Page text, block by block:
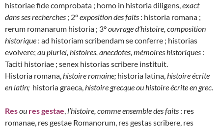
historiae fide comprobata ; homo in historia diligens,exact
dans ses recherches ; 2°exposition des faits : historia romana ;
rerum romanarum historia ; 3°ouvrage d’histoire, composition
historique : ad historiam scribendam se conferre ; historias
evolvere; au pluriel, histoires, anecdotes, mémoires historiques :
Taciti historiae ; senex historias scribere instituit.
Historia romana,histoire romaine; historia latina,histoire écrite
en latin; historia graeca,histoire grecque ou histoire écrite en grec.
Resou res gestae, l’histoire, comme ensemble des faits : res
romanae, res gestae Romanorum, res gestas scribere, res